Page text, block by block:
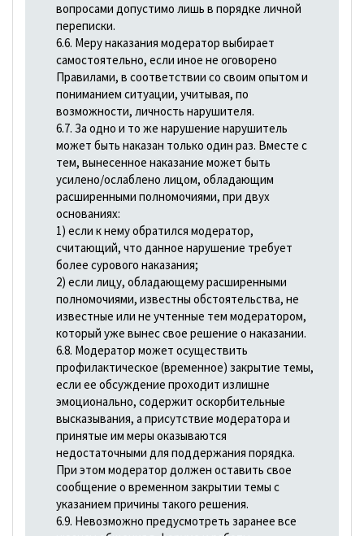
вопросами допустимо лишь в порядке личной
переписки.
6.6. Меру наказания модератор выбирает
самостоятельно, если иное не оговорено
Правилами, в соответствии со своим опытом и
пониманием ситуации, учитывая, по
возможности, личность нарушителя.
6.7. За одно и то же нарушение нарушитель
может быть наказан только один раз. Вместе с
тем, вынесенное наказание может быть
усилено/ослаблено лицом, обладающим
расширенными полномочиями, при двух
основаниях:
1) если к нему обратился модератор,
считающий, что данное нарушение требует
более сурового наказания;
2) если лицу, обладающему расширенными
полномочиями, известны обстоятельства, не
известные или не учтенные тем модератором,
который уже вынес свое решение о наказании.
6.8. Модератор может осуществить
профилактическое (временное) закрытие темы,
если ее обсуждение проходит излишне
эмоционально, содержит оскорбительные
высказывания, а присутствие модератора и
принятые им меры оказываются
недостаточными для поддержания порядка.
При этом модератор должен оставить свое
сообщение о временном закрытии темы с
указанием причины такого решения.
6.9. Невозможно предусмотреть заранее все